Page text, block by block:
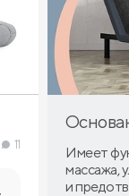
11
Имеет
массажа,
и